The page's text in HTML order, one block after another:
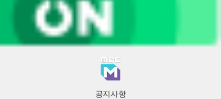
공지사항